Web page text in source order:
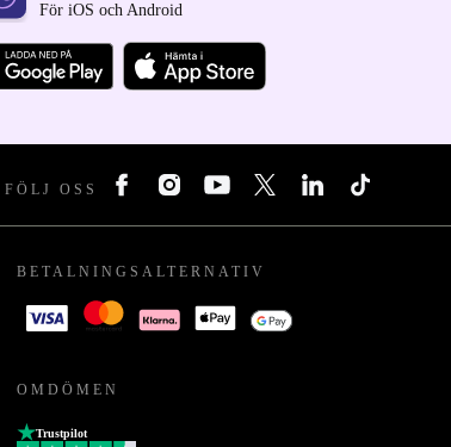
För iOS och Android
FÖLJ OSS
BETALNINGSALTERNATIV
OMDÖMEN
Trustpilot